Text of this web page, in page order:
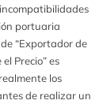
portuaria
“Exportador de
Precio” es
los
de realizar un